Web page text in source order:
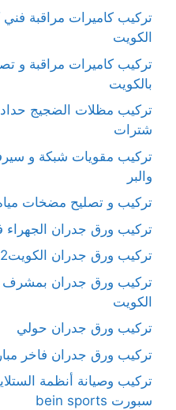
الكويت
تركيب كاميرات مراقبة و
بالكويت
تركيب مظلات الضجيج
شترات
تركيب مقويات شبكة و
والبر
تركيب و تصليح مضخات مياه
تركيب ورق جدران الجهراء
تركيب ورق جدران الكويت66405052
تركيب ورق جدران
الكويت
تركيب ورق جدران حولي
تركيب ورق جدران فاخر
تركيب وصيانة أنظمة
سبورت bein sports